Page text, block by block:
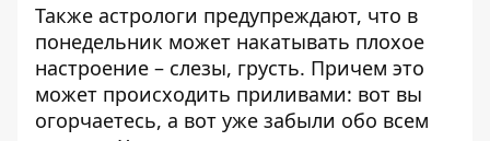
Также астрологи предупреждают, что в
понедельник может накатывать плохое
настроение – слезы, грусть. Причем это
может происходить приливами: вот вы
огорчаетесь, а вот уже забыли обо всем